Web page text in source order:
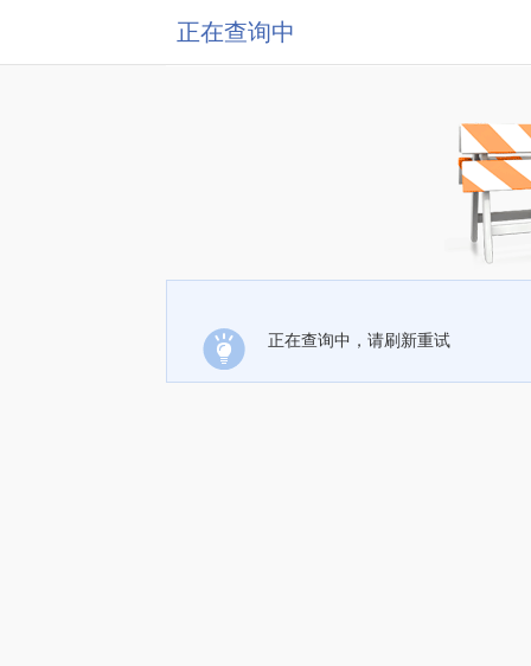
正在查询中
正在查询中，请刷新重试